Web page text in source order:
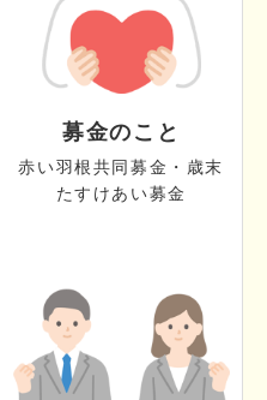
募金のこと
赤い羽根共同募金・歳末
たすけあい募金